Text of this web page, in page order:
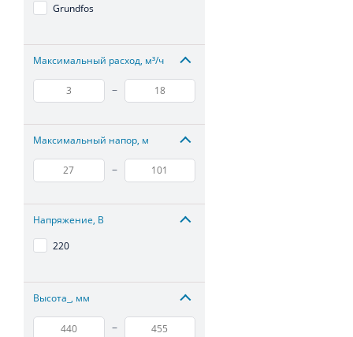
Grundfos
Максимальный расход, м³/ч
–
Максимальный напор, м
–
Напряжение, В
220
Высота_, мм
–